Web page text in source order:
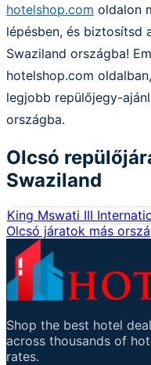
hotelshop.com oldalon
lépésben, és biztosítsd
Swaziland országba!
hotelshop.com
legjobb repülőjegy-
országba.
Olcsó
Swaziland
King Mswati III
Olcsó járatok más
Shop the best hotel
across thousands of
rates.